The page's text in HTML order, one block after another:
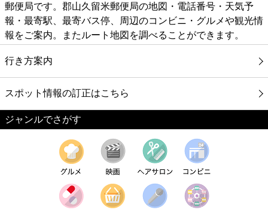
郵便局です。郡山久留米郵便局の地図・電話番号・天気予
報・最寄駅、最寄バス停、周辺のコンビニ・グルメや観光情
報をご案内。またルート地図を調べることができます。
行き方案内
スポット情報の訂正はこちら
ジャンルでさがす